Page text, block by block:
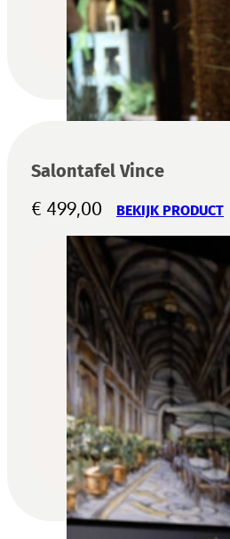
Salontafel Vince
€ 499,00 BEKIJK PRODUCT